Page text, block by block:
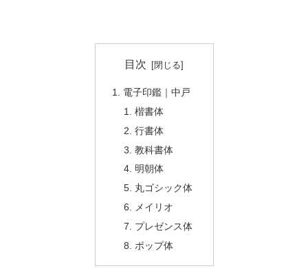
目次
電子印鑑｜中戸
楷書体
行書体
教科書体
明朝体
丸ゴシック体
メイリオ
プレゼンス体
ポップ体